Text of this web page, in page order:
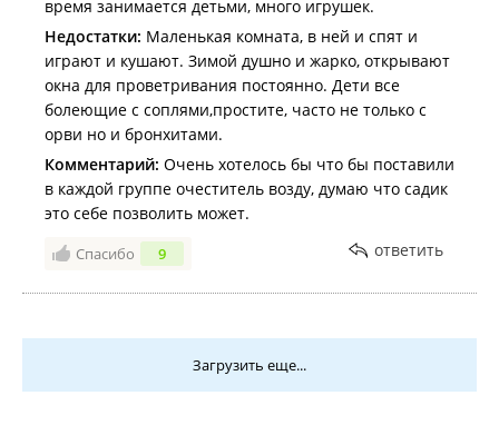
время занимается детьми, много игрушек.
Недостатки: Маленькая комната, в ней и спят и
играют и кушают. Зимой душно и жарко, открывают
окна для проветривания постоянно. Дети все
болеющие с соплями,простите, часто не только с
орви но и бронхитами.
Комментарий: Очень хотелось бы что бы поставили
в каждой группе очеститель возду, думаю что садик
это себе позволить может.
Спасибо 9 ответить
Загрузить еще...